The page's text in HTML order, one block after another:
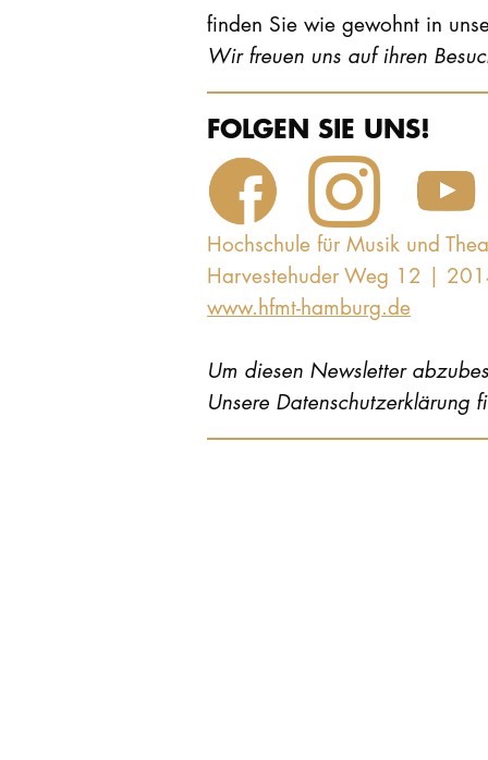
finden Sie wie gewohnt in
Wir freuen uns auf ihren
FOLGEN SIE UNS!
Hochschule für Musik und
Harvestehuder Weg 12 |
www.hfmt-hamburg.de
Um diesen Newsletter
Unsere Datenschutzerklärung